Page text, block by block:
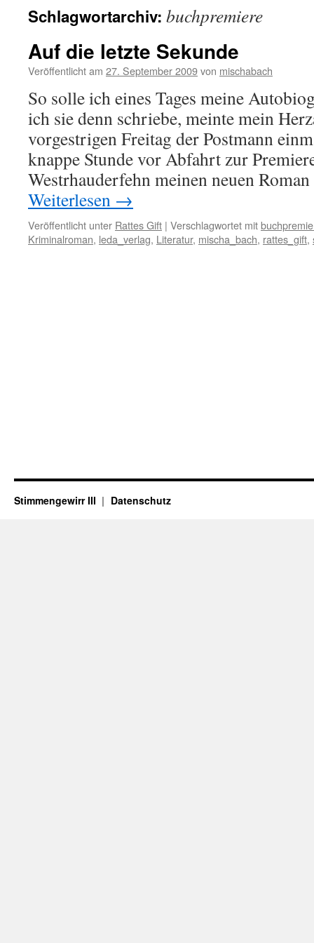
Schlagwortarchiv: buchpremiere
Auf die letzte Sekunde
Veröffentlicht am 27. September 2009von mischabach
So solle ich eines Tages meine
ich sie denn schriebe, meinte mein
vorgestrigen Freitag der Postmann
knappe Stunde vor Abfahrt zur
Westrhauderfehn meinen neuen
Weiterlesen →
Veröffentlicht unter Rattes Gift | Verschlagwortet mit
Kriminalroman, leda_verlag, Literatur, mischa_bach, rattes_gift,
Stimmengewirr III Datenschutz